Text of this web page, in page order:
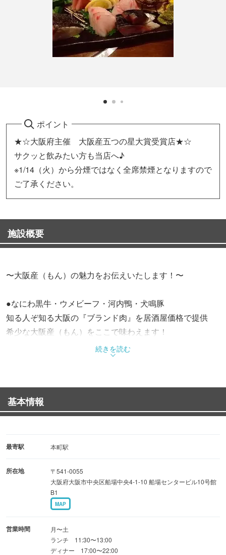
ポイント
★☆大阪府主催 大阪産五つの星大賞受賞店★☆
サクッと飲みたい方も当店へ♪
※1/14（火）から分煙ではなく全席禁煙となりますので
ご了承ください。
施設概要
〜大阪産（もん）の魅力をお伝えいたします！〜
●なにわ黒牛・ウメビーフ・河内鴨・犬鳴豚
知る人ぞ知る大阪の『ブランド肉』を居酒屋価格で提供
希少な大阪産（もん）をここで味わえます！
●地元契約農家から届く新鮮な「お野菜さん」
ど
大阪には美味しいお野菜さんがいっぱい！
G20で振舞われた秋鹿やカタシモワインなど
〜生産者の思いを形に〜
続きを読む
基本情報
最寄駅 本町駅
所在地
〒541-0055
大阪府大阪市中央区船場中央4-1-10 船場センタービル10号館
B1
MAP
営業時間
月〜土
ランチ 11:30〜13:00
ディナー 17:00〜22:00